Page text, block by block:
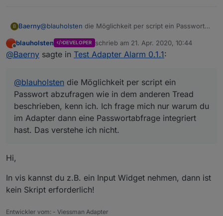
B Baerny@blauholsten die Möglichkeit per script ein Passwort
kenn ich. Ich frage mich nur warum du im Adapter dann
eine Passwortabfrage integriert hast. Das verstehe ich
Offline
blauholsten DEVELOPER schrieb am 21. Apr. 2020, 10:44
zuletzt editiert von
@Baerny sagte in Test Adapter Alarm 0.1.1:
@blauholsten die Möglichkeit per script ein
Passwort abzufragen wie in dem anderen Tread
beschrieben, kenn ich. Ich frage mich nur warum du
im Adapter dann eine Passwortabfrage integriert
hast. Das verstehe ich nicht.
Hi,
In vis kannst du z.B. ein Input Widget nehmen, dann ist
kein Skript erforderlich!
Entwickler vom: - Viessman Adapter